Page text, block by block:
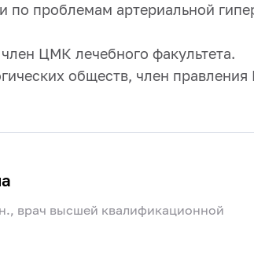
по проблемам артериальной
ЦМК лечебного факультета.
обществ, член правления
врач высшей квалификационной